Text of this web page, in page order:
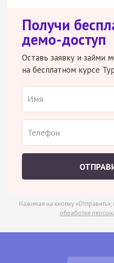
Получи
демо-доступ
Оставь заявку и займи
на бесплатном курсе
Нажимая на кнопку
обработке